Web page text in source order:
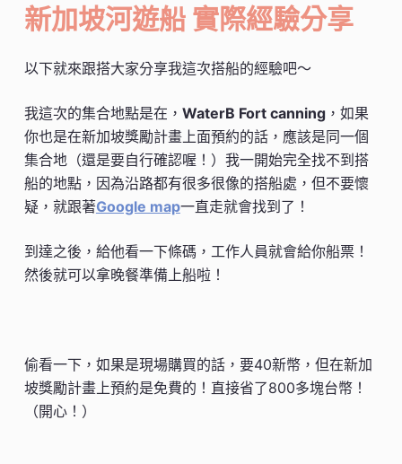
新加坡河遊船 實際經驗分享
以下就來跟搭大家分享我這次搭船的經驗吧～
我這次的集合地點是在， WaterB Fort canning，如果
你也是在新加坡獎勵計畫上面預約的話，應該是同一個
集合地（還是要自行確認喔！）我一開始完全找不到搭
船的地點，因為沿路都有很多很像的搭船處，但不要懷
疑，就跟著Google map一直走就會找到了！
到達之後，給他看一下條碼，工作人員就會給你船票！
然後就可以拿晚餐準備上船啦！
偷看一下，如果是現場購買的話，要40新幣，但在新加
坡獎勵計畫上預約是免費的！直接省了800多塊台幣！
（開心！）